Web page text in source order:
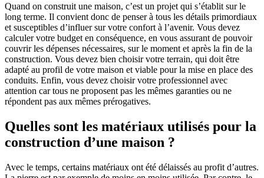
Quand on construit une maison, c’est un projet qui s’établit sur le
long terme. Il convient donc de penser à tous les détails primordiaux
et susceptibles d’influer sur votre confort à l’avenir. Vous devez
calculer votre budget en conséquence, en vous assurant de pouvoir
couvrir les dépenses nécessaires, sur le moment et après la fin de la
construction. Vous devez bien choisir votre terrain, qui doit être
adapté au profil de votre maison et viable pour la mise en place des
conduits. Enfin, vous devez choisir votre professionnel avec
attention car tous ne proposent pas les mêmes garanties ou ne
répondent pas aux mêmes prérogatives.
Quelles sont les matériaux utilisés pour la
construction d’une maison ?
Avec le temps, certains matériaux ont été délaissés au profit d’autres.